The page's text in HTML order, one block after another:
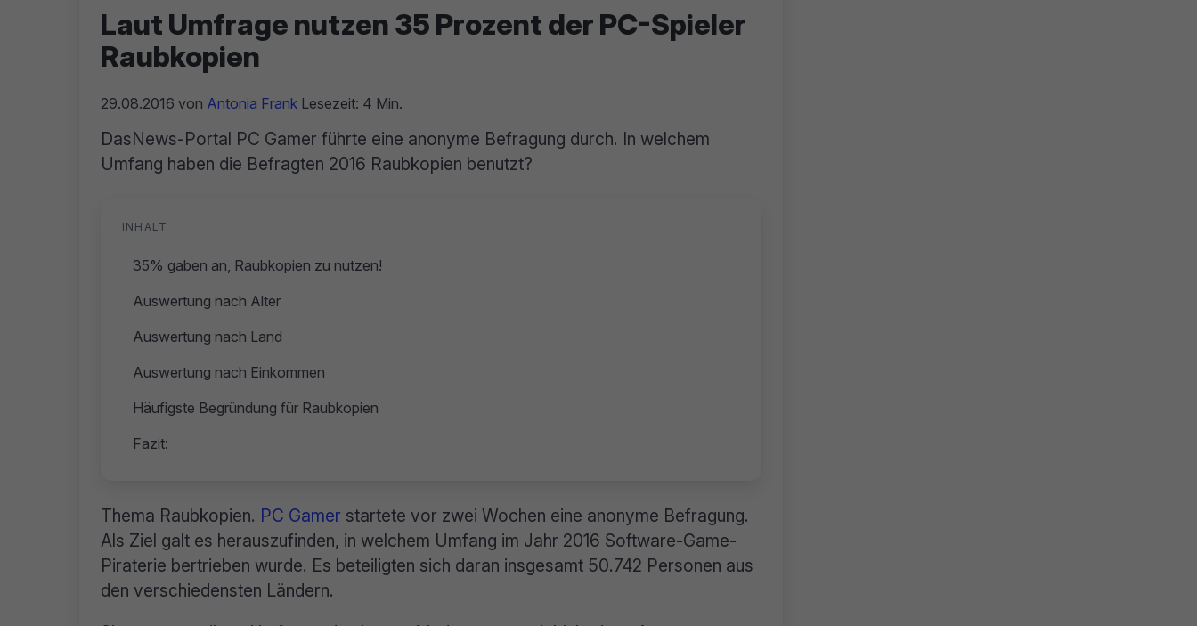
Laut Umfrage nutzen 35 Prozent der PC-Spieler
Raubkopien
29.08.2016 von Antonia Frank Lesezeit: 4 Min.
DasNews-Portal PC Gamer führte eine anonyme Befragung durch. In welchem
Umfang haben die Befragten 2016 Raubkopien benutzt?
INHALT
35% gaben an, Raubkopien zu nutzen!
Auswertung nach Alter
Auswertung nach Land
Auswertung nach Einkommen
Häufigste Begründung für Raubkopien
Fazit:
Thema Raubkopien. PC Gamer startete vor zwei Wochen eine anonyme Befragung.
Als Ziel galt es herauszufinden, in welchem Umfang im Jahr 2016 Software-Game-
Piraterie bertrieben wurde. Es beteiligten sich daran insgesamt 50.742 Personen aus
den verschiedensten Ländern.